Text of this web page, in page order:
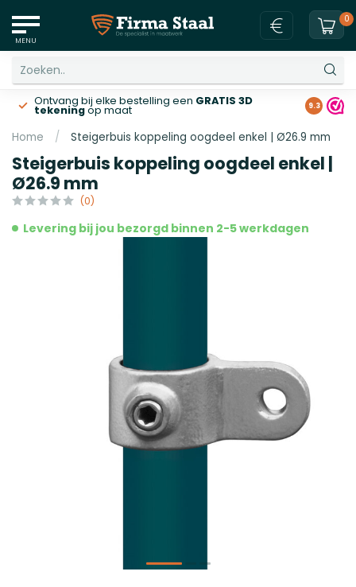
MENU
0
Ontvang bij elke bestelling een GRATIS 3D
tekeningop maat Gratis
9.3
Home / Steigerbuis koppeling oogdeel enkel | Ø26.9 mm
Steigerbuis koppeling oogdeel enkel |
Ø26.9 mm
(0)
Levering bij jou bezorgd binnen 2-5 werkdagen